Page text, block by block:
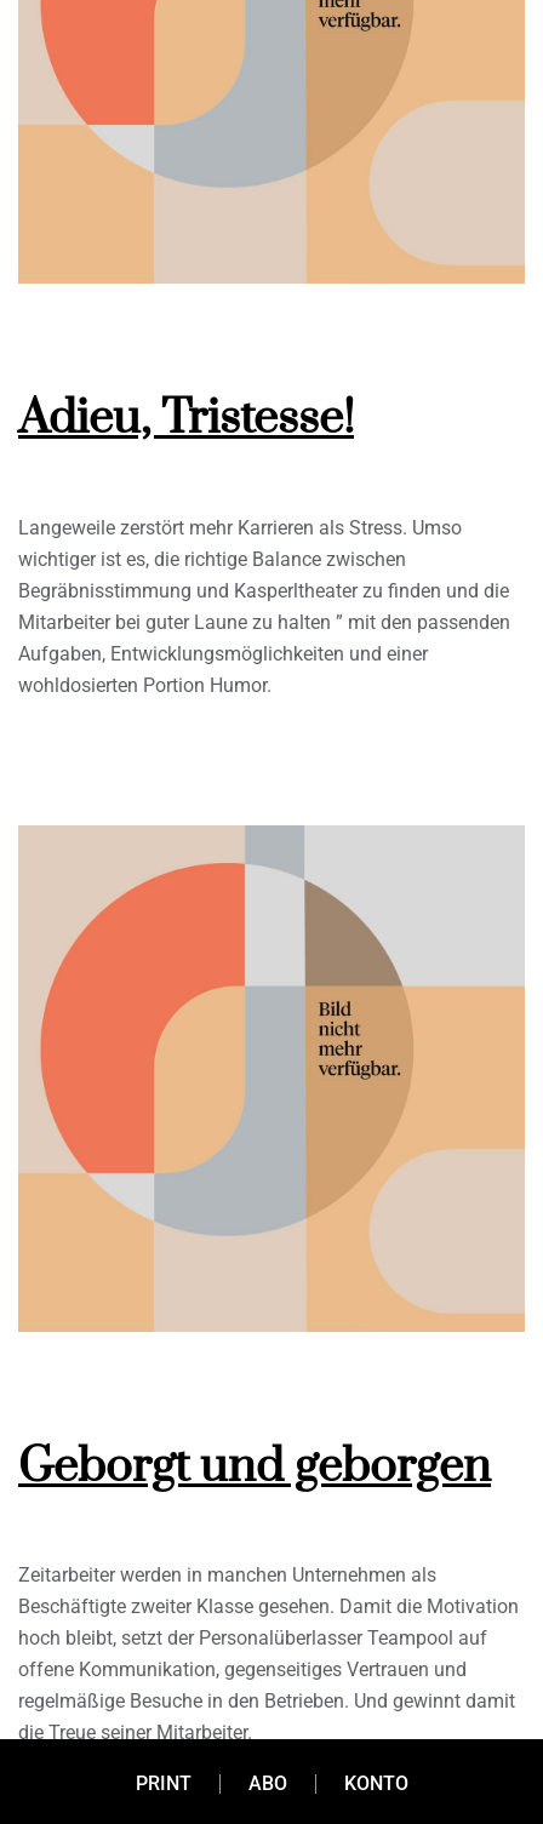
Adieu, Tristesse!
Langeweile zerstört mehr Karrieren als Stress. Umso
wichtiger ist es, die richtige Balance zwischen
Begräbnisstimmung und Kasperltheater zu finden und die
Mitarbeiter bei guter Laune zu halten ” mit den passenden
Aufgaben, Entwicklungsmöglichkeiten und einer
wohldosierten Portion Humor.
Geborgt und geborgen
Zeitarbeiter werden in manchen Unternehmen als
Beschäftigte zweiter Klasse gesehen. Damit die Motivation
hoch bleibt, setzt der Personalüberlasser Teampool auf
offene Kommunikation, gegenseitiges Vertrauen und
regelmäßige Besuche in den Betrieben. Und gewinnt damit
die Treue seiner Mitarbeiter.
PRINT ABO KONTO